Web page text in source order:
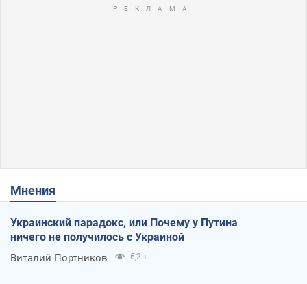
Мнения
Украинский парадокс, или Почему у Путина
ничего не получилось с Украиной
Виталий Портников 6,2 т.